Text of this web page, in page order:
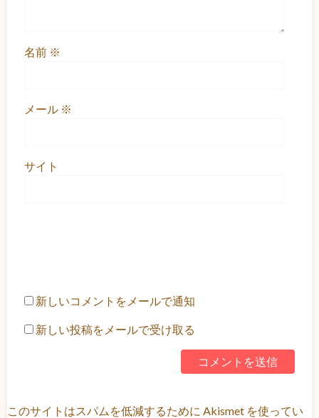
名前 ※
メール ※
サイト
新しいコメントをメールで通知
新しい投稿をメールで受け取る
このサイトはスパムを低減するために Akismet を使ってい